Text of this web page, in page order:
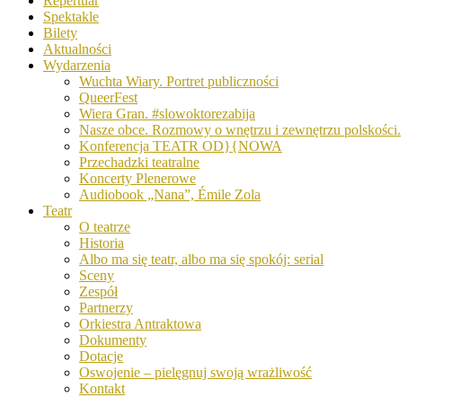
Teatr
Polski
Poznaniu
Spektakle
Bilety
Aktualności
Wydarzenia
Wuchta Wiary. Portret publiczności
QueerFest
Wiera Gran. #slowoktorezabija
Nasze obce. Rozmowy o wnętrzu i zewnętrzu polskości.
Konferencja TEATR OD}{NOWA
Przechadzki teatralne
Koncerty Plenerowe
Audiobook „Nana”, Émile Zola
Teatr
O teatrze
Historia
Albo ma się teatr, albo ma się spokój: serial
Sceny
Zespół
Partnerzy
Orkiestra Antraktowa
Dokumenty
Dotacje
Oswojenie – pielęgnuj swoją wrażliwość
Kontakt